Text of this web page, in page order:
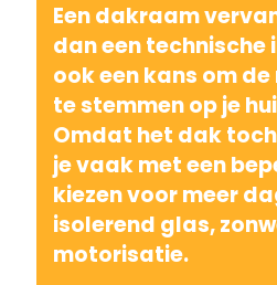
Een dakraam
dan een technische
ook een kans om
te stemmen op je
Omdat het dak
je vaak met een
kiezen voor meer
isolerend glas,
motorisatie.